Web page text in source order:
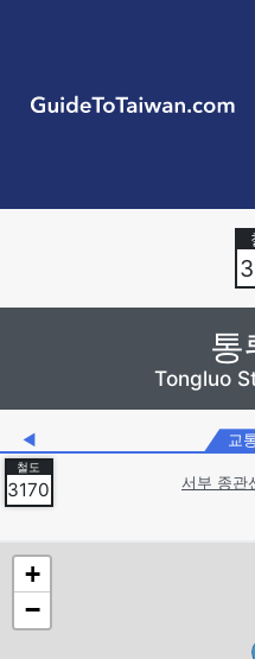
GuideToTaiwan.com
통
Tongluo
◀ 교
3170 서부 종관
+
−